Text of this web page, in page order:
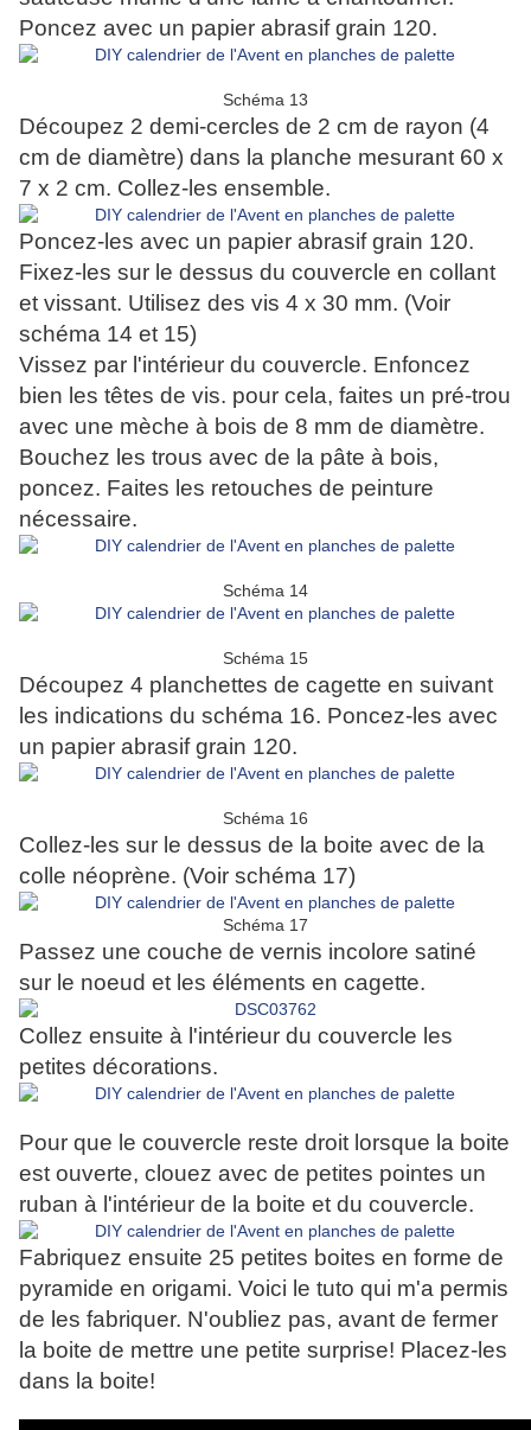
Poncez avec un papier abrasif grain 120.
Schéma 13
Découpez 2 demi-cercles de 2 cm de rayon (4
cm de diamètre) dans la planche mesurant 60 x
7 x 2 cm. Collez-les ensemble.
Poncez-les avec un papier abrasif grain 120.
Fixez-les sur le dessus du couvercle en collant
et vissant. Utilisez des vis 4 x 30 mm. (Voir
schéma 14 et 15)
Vissez par l'intérieur du couvercle. Enfoncez
bien les têtes de vis. pour cela, faites un pré-trou
avec une mèche à bois de 8 mm de diamètre.
Bouchez les trous avec de la pâte à bois,
poncez. Faites les retouches de peinture
nécessaire.
Schéma 14
Schéma 15
Découpez 4 planchettes de cagette en suivant
les indications du schéma 16. Poncez-les avec
un papier abrasif grain 120.
Schéma 16
Collez-les sur le dessus de la boite avec de la
colle néoprène. (Voir schéma 17)
Schéma 17
Passez une couche de vernis incolore satiné
sur le noeud et les éléments en cagette.
Collez ensuite à l'intérieur du couvercle les
petites décorations.
Pour que le couvercle reste droit lorsque la boite
est ouverte, clouez avec de petites pointes un
ruban à l'intérieur de la boite et du couvercle.
Fabriquez ensuite 25 petites boites en forme de
pyramide en origami. Voici le tuto qui m'a permis
de les fabriquer. N'oubliez pas, avant de fermer
la boite de mettre une petite surprise! Placez-les
dans la boite!